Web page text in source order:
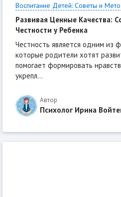
Воспитание Детей: Советы и
Развивая Ценные Качества:
Честности у Ребенка
Честность является одним из
которые родители хотят
помогает формировать
укрепл...
Автор
Психолог Ирина